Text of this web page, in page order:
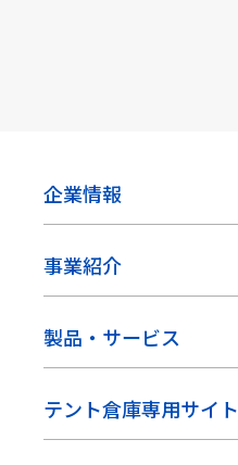
企業情報
事業紹介
製品・サービス
テント倉庫専用サイト